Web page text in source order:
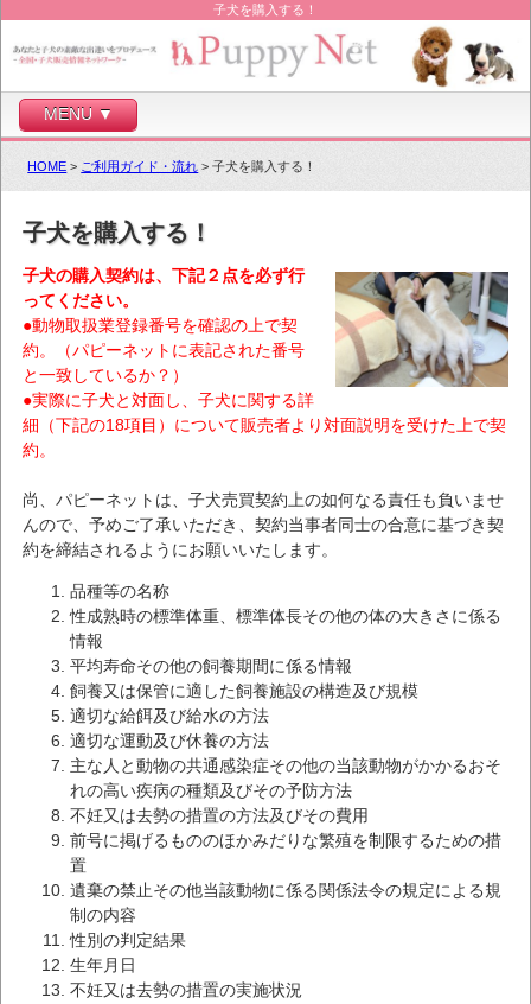
子犬を購入する！
MENU ▼
HOME > ご利用ガイド・流れ > 子犬を購入する！
子犬を購入する！
子犬の購入契約は、下記２点を必ず行
ってください。
●動物取扱業登録番号を確認の上で契
約。（パピーネットに表記された番号
と一致しているか？）
●実際に子犬と対面し、子犬に関する詳
細（下記の18項目）について販売者より対面説明を受けた上で契
約。
尚、パピーネットは、子犬売買契約上の如何なる責任も負いませ
んので、予めご了承いただき、契約当事者同士の合意に基づき契
約を締結されるようにお願いいたします。
品種等の名称
性成熟時の標準体重、標準体長その他の体の大きさに係る
情報
平均寿命その他の飼養期間に係る情報
飼養又は保管に適した飼養施設の構造及び規模
適切な給餌及び給水の方法
適切な運動及び休養の方法
主な人と動物の共通感染症その他の当該動物がかかるおそ
れの高い疾病の種類及びその予防方法
不妊又は去勢の措置の方法及びその費用
前号に掲げるもののほかみだりな繁殖を制限するための措
置
遺棄の禁止その他当該動物に係る関係法令の規定による規
制の内容
性別の判定結果
生年月日
不妊又は去勢の措置の実施状況